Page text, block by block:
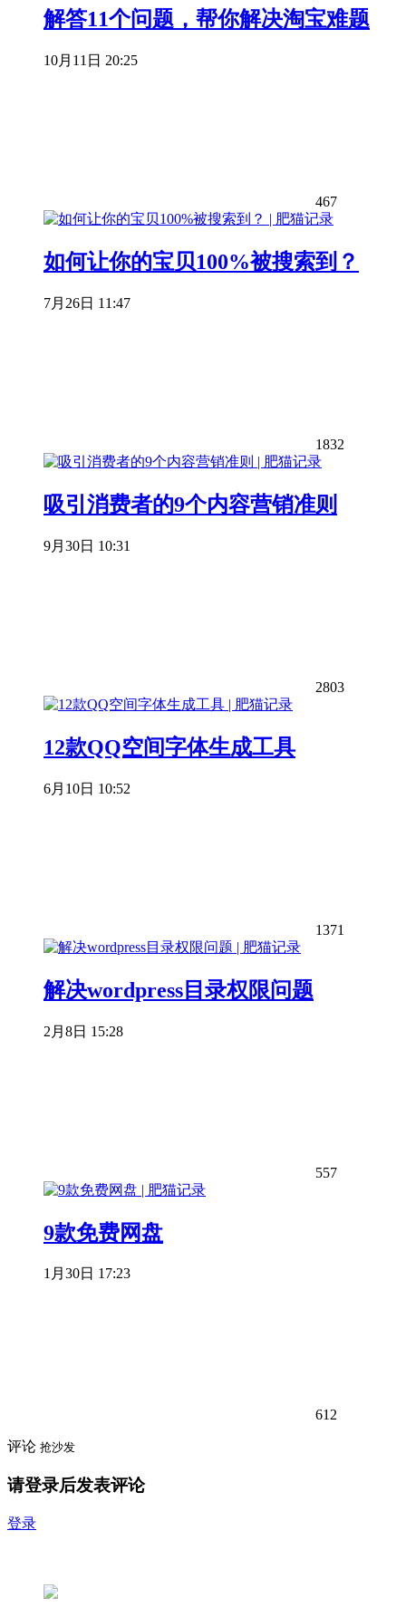
解答11个问题，帮你解决淘宝难题
10月11日 20:25
467
如何让你的宝贝100%被搜索到？
7月26日 11:47
1832
吸引消费者的9个内容营销准则
9月30日 10:31
2803
12款QQ空间字体生成工具
6月10日 10:52
1371
解决wordpress目录权限问题
2月8日 15:28
557
9款免费网盘
1月30日 17:23
612
评论 抢沙发
请登录后发表评论
登录